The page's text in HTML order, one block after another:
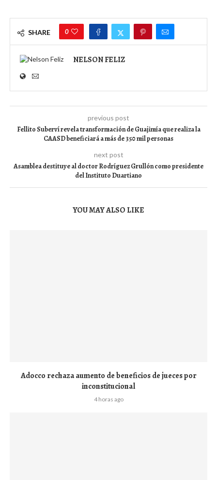
SHARE 0
NELSON FELIZ
previous post
Fellito Suberví revela transformación de Guajimía que realiza la
CAASD beneficiará a más de 350 mil personas
next post
Asamblea destituye al doctor Rodríguez Grullón como presidente
del Instituto Duartiano
YOU MAY ALSO LIKE
Adocco rechaza aumento de beneficios de jueces por
inconstitucional
4 horas ago